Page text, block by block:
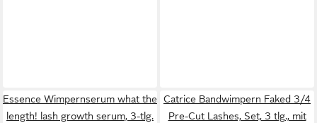
Essence Wimpernserum what the
length! lash growth serum, 3-tlg.
Catrice Bandwimpern Faked 3/4
Pre-Cut Lashes, Set, 3 tlg., mit